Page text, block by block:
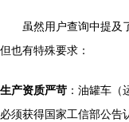
虽然用户查询中提及
但也有特殊要求：
生产资质严苛 ：油罐车
必须获得国家工信部公告